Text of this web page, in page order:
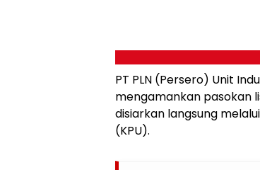
PT PLN (Persero) Unit
mengamankan pasokan
disiarkan langsung
(KPU).